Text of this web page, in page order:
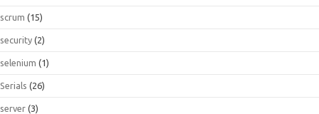
scrum (15)
security (2)
selenium (1)
Serials (26)
server (3)